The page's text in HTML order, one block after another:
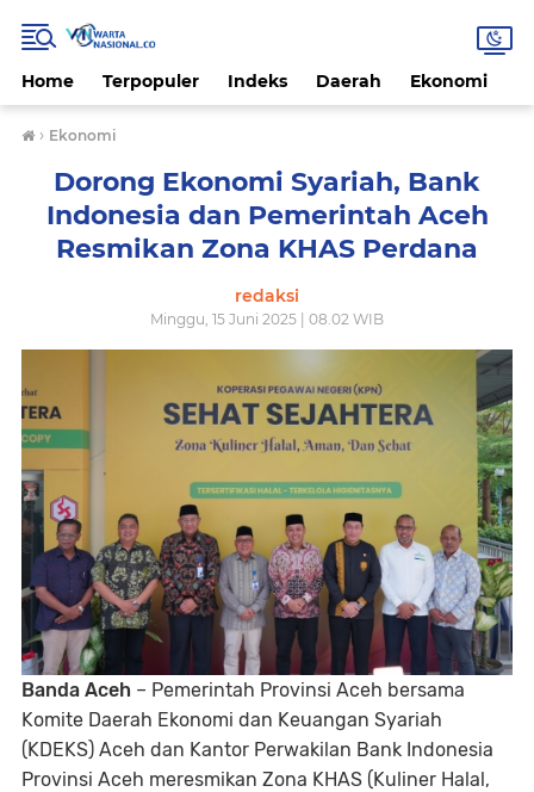
Home Terpopuler Indeks Daerah Ekonomi
› Ekonomi
Dorong Ekonomi Syariah, Bank
Indonesia dan Pemerintah Aceh
Resmikan Zona KHAS Perdana
redaksi
Minggu, 15 Juni 2025 | 08.02 WIB
Banda Aceh – Pemerintah Provinsi Aceh bersama
Komite Daerah Ekonomi dan Keuangan Syariah
(KDEKS) Aceh dan Kantor Perwakilan Bank Indonesia
Provinsi Aceh meresmikan Zona KHAS (Kuliner Halal,